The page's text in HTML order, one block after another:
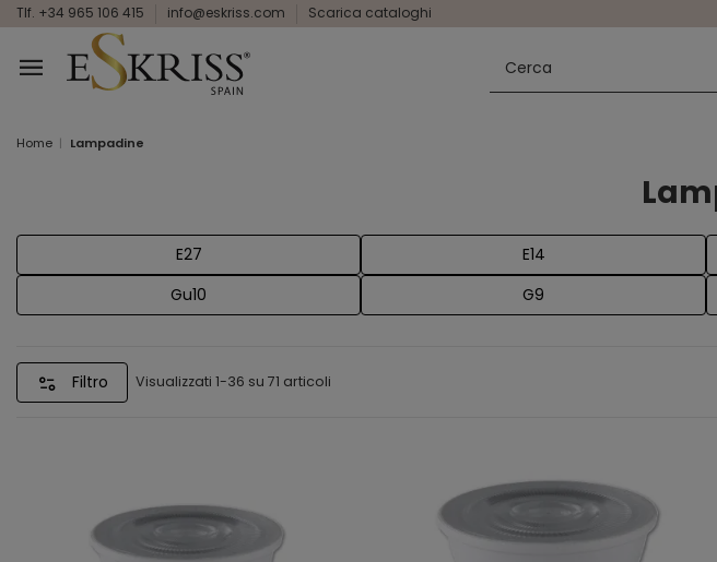
Tlf. +34 965 106 415 info@eskriss.com Scarica cataloghi
Home Lampadine
E27 E14
Gu10
G9
Filtro Visualizzati 1-36 su 71 articoli